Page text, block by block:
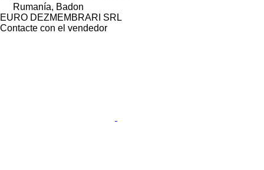
Rumanía, Badon
EURO DEZMEMBRARI SRL
Contacte con el vendedor